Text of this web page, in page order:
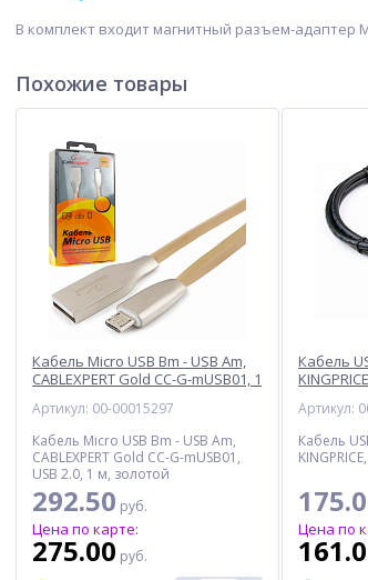
В комплект входит магнитный разъем-адаптер
Похожие товары
Кабель Micro USB Bm - USB Am,
CABLEXPERT Gold CC-G-mUSB01, 1
Артикул: 00-00015297
Кабель Micro USB Bm - USB Am,
CABLEXPERT Gold CC-G-mUSB01,
USB 2.0, 1 м, золотой
292.50 руб.
Цена по карте:
275.00 руб.
Кабель
Артикул:
Кабель
Цена по